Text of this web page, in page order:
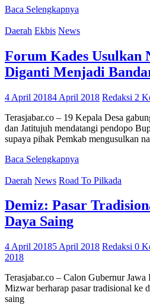
Baca Selengkapnya
Daerah Ekbis News
Forum Kades Usulkan
Diganti Menjadi
4 April 20184 April 2018 Redaksi 2
Terasjabar.co – 19 Kepala Desa
dan Jatitujuh mendatangi pendopo
supaya pihak Pemkab mengusulkan
Baca Selengkapnya
Daerah News Road To Pilkada
Demiz: Pasar
Daya Saing
4 April 20185 April 2018 Redaksi 0
2018
Terasjabar.co – Calon Gubernur
Mizwar berharap pasar tradisional ke
saing